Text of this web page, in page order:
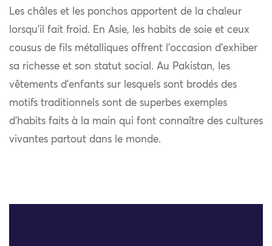
Les châles et les ponchos apportent de la chaleur
lorsqu’il fait froid. En Asie, les habits de soie et ceux
cousus de fils métalliques offrent l’occasion d’exhiber
sa richesse et son statut social. Au Pakistan, les
vêtements d’enfants sur lesquels sont brodés des
motifs traditionnels sont de superbes exemples
d’habits faits à la main qui font connaître des cultures
vivantes partout dans le monde.